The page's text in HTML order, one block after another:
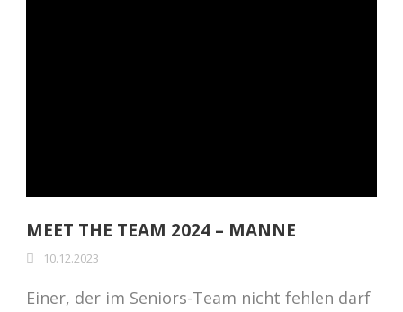
MEET THE TEAM 2024 – MANNE
10.12.2023
Einer, der im Seniors-Team nicht fehlen darf